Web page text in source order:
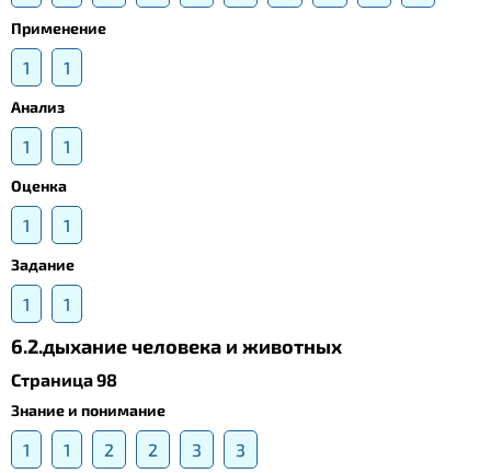
Применение
1 1
Анализ
1 1
Оценка
1 1
Задание
1 1
6.2.дыхание человека и животных
Страница 98
Знание и понимание
1 1 2 2 3 3